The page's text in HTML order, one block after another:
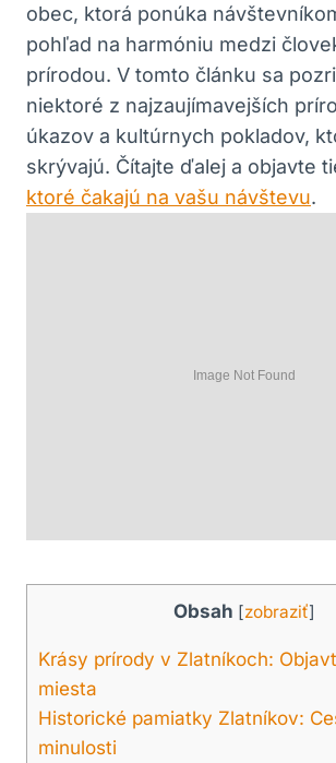
obec, ktorá ponúka
pohľad na harmóniu medzi
prírodou. V tomto článku sa
niektoré z najzaujímavejších
úkazov ⁣a kultúrnych pokladov,​
skrývajú. Čítajte ďalej a objavte
ktoré čakajú na vašu návštevu.
Obsah [zobraziť]
Krásy prírody v Zlatníkoch:
miesta
Historické pamiatky Zlatníkov:
minulosti